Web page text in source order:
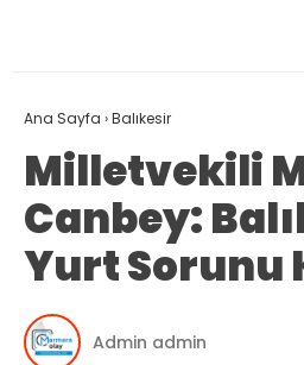
Ana Sayfa ›Balıkesir
Milletvekili
Canbey:
Yurt Sorunu
Admin admin